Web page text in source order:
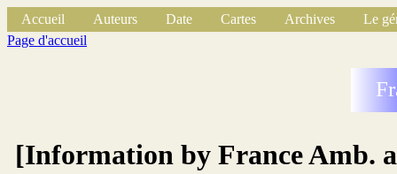
Accueil Auteurs Date Cartes Archives
Le
Page d'accueil
[Information by France Amb.